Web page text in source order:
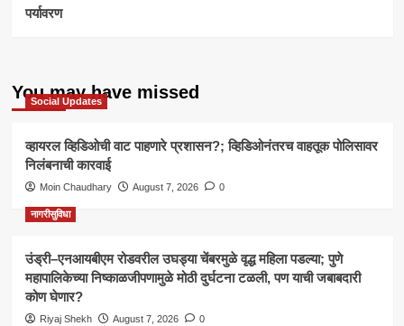
पर्यावरण
You may have missed
Social Updates
व्हायरल व्हिडिओची वाट पाहणारे प्रशासन?; व्हिडिओनंतरच वाहतूक पोलिसावर
निलंबनाची कारवाई
Moin Chaudhary August 7, 2026 0
नागरीसुविधा
उंड्री–एनआयबीएम रोडवरील उघड्या चेंबरमुळे वृद्ध महिला पडल्या; पुणे
महापालिकेच्या निष्काळजीपणामुळे मोठी दुर्घटना टळली, पण याची जबाबदारी
कोण घेणार?
Riyaj Shekh August 7, 2026 0